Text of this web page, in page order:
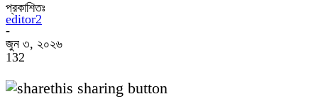
প্রকাশিতঃ
editor2
-
জুন ৩, ২০২৬
132